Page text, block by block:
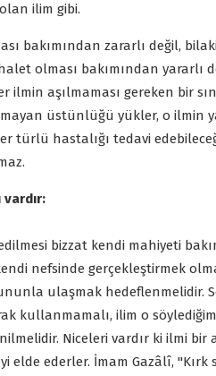
ilim gibi.
bakımından zararlı değil,
olması bakımından yararlı
ilmin aşılmaması gereken bir
üstünlüğü yükler, o ilmin
türlü hastalığı tedavi
bizzat kendi mahiyeti
nefsinde gerçekleştirmek
ulaşmak hedeflenmelidir.
kullanmamalı, ilim o
Niceleri vardır ki ilmi
elde ederler. İmam Gazâlî, "Kırk